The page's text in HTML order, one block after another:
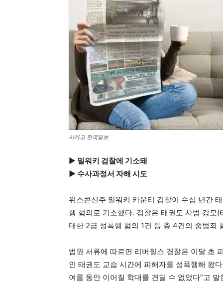
시카고 한국일보
▶ 밀워키 검찰에 기소돼
▶ 수사과정서 자해 시도
위스콘신주 밀워키 카운티 검찰이 수십 년간
행 혐의로 기소했다. 검찰은 태권도 사범 강모
대한 2급 성폭행 혐의 1건 등 총 4건의 중범죄
법원 서류에 따르면 리버힐스 경찰은 이달 초
인 태권도 교습 시간에 피해자를 성폭행해 왔
여름 동안 이어질 학대를 견딜 수 없었다”고